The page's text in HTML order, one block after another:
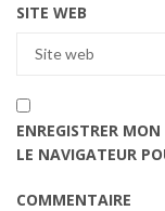
SITE WEB
ENREGISTRER
LE NAVIGATEUR
COMMENTAIRE